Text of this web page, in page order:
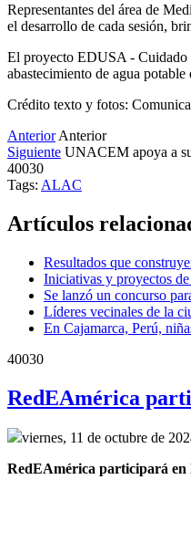
Representantes del área de
el desarrollo de cada sesión,
El proyecto EDUSA - Cuidado
abastecimiento de agua
Crédito texto y fotos:
Anterior Anterior
Siguiente UNACEM apoya a
40030
Tags: ALAC
Artículos
Resultados que
Iniciativas y proyectos
Se lanzó un concurso
Líderes vecinales de la
En Cajamarca, Perú,
40030
RedEAmérica
viernes, 11 de octubre de
RedEAmérica participará en